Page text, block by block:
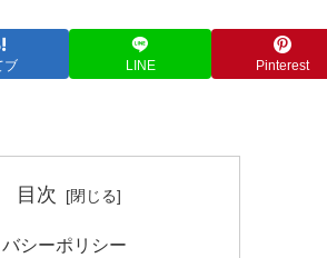
ブ LINE Pinterest
目次
シーポリシー